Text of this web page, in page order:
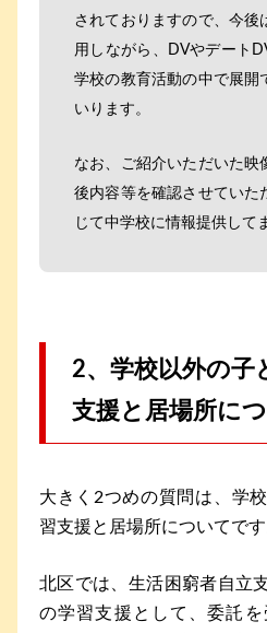
されておりますので、今後
用しながら、DVやデート
学校の教育活動の中で展開
いります。
なお、ご紹介いただいた映
後内容等を確認させていた
じて中学校に情報提供して
2、学校以外の子
支援と居場所に
大きく2つめの質問は、学
習支援と居場所についてです
北区では、生活困窮者自立
の学習支援として、委託